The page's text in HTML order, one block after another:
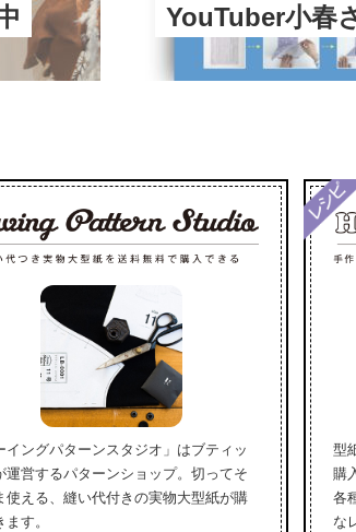
YouTuber小春
イングパターンスタジオ」はブティッ
運営するパターンショップ。切ってそ
使える、縫い代付きの実物大型紙が購
ます。
型
購
各
な